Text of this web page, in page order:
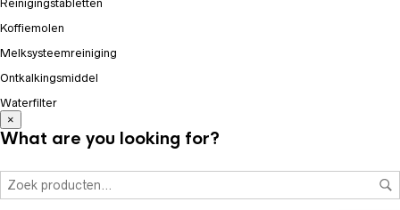
Reinigingstabletten
Koffiemolen
Melksysteemreiniging
Ontkalkingsmiddel
Waterfilter
×
What are you looking for?